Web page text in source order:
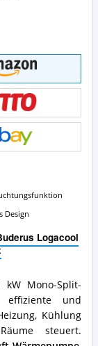
Logacool
kW Mono-Split-
effiziente und
Kühlung
steuert.
Design